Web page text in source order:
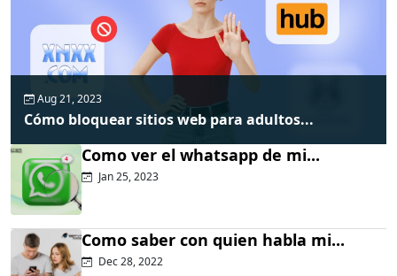
Aug 21, 2023
Cómo bloquear sitios web para adultos...
Como ver el whatsapp de mi...
Jan 25, 2023
Como saber con quien habla mi...
Dec 28, 2022